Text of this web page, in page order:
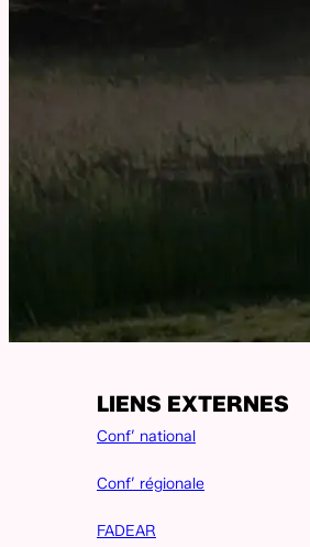
LIENS EXTERNES
Conf’ national
Conf’ régionale
FADEAR